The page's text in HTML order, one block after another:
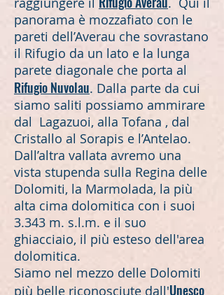
panorama è mozzafiato con le
pareti dell’Averau che sovrastano
il Rifugio da un lato e la lunga
parete diagonale che porta al
Rifugio Nuvolau. Dalla parte da cui
siamo saliti possiamo ammirare
dal Lagazuoi, alla Tofana , dal
Cristallo al Sorapis e l’Antelao.
Dall’altra vallata avremo una
vista stupenda sulla Regina delle
Dolomiti, la Marmolada, la più
alta cima dolomitica con i suoi
3.343 m. s.l.m. e il suo
ghiacciaio, il più esteso dell'area
dolomitica.
Siamo nel mezzo delle Dolomiti
più belle riconosciute dall'Unesco